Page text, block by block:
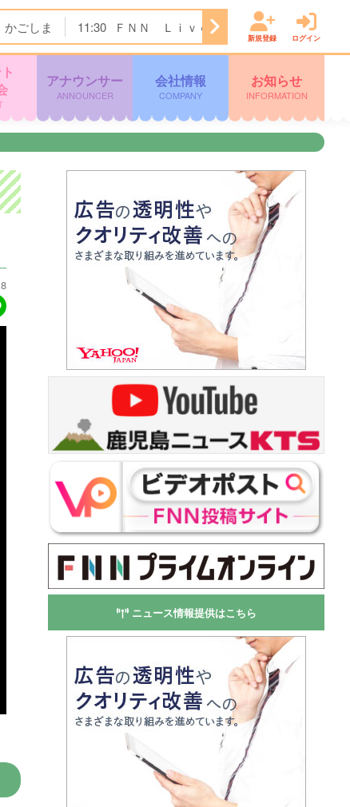
ごしま 11:30 ＦＮＮ Ｌｉｖｅ Ｎｅｗｓ ｄａｙｓ
新規登録 ログイン
アナウンサー
ANNOUNCER
会社情報
COMPANY
お知らせ
INFORMATION
ニュース情報提供はこちら